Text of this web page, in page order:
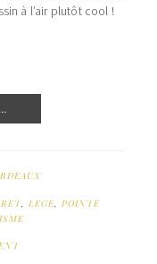
à l’air plutôt cool !
, LEGE, POINTE